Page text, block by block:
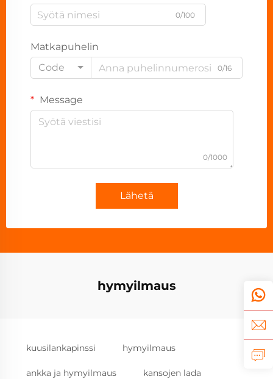
0/100
Matkapuhelin
Code
0/16
Message
0/1000
Lähetä
hymyilmaus
kuusilankapinssi hymyilmaus
ankka ja hymyilmaus kansojen lada